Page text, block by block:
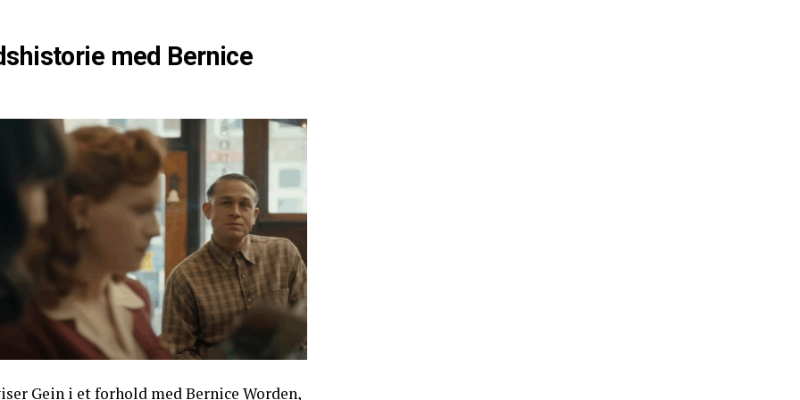
med Bernice
Gein i et forhold med Bernice Worden,